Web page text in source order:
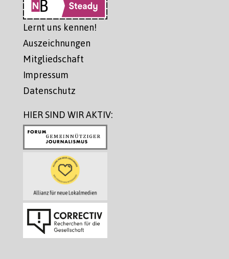
Lernt uns kennen!
Auszeichnungen
Mitgliedschaft
Impressum
Datenschutz
HIER SIND WIR AKTIV: